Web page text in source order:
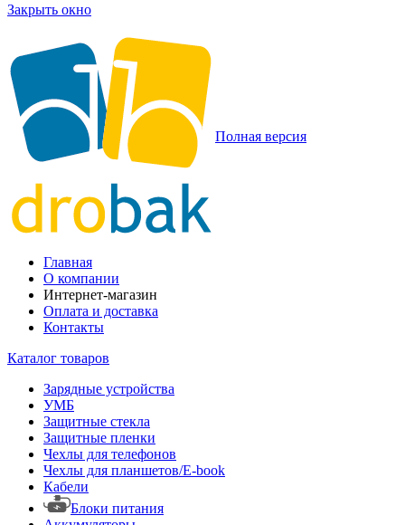
Закрыть окно
Полная версия
Главная
О компании
Интернет-магазин
Оплата и доставка
Контакты
Каталог товаров
Зарядные устройства
УМБ
Защитные стекла
Защитные пленки
Чехлы для телефонов
Чехлы для планшетов/E-book
Кабели
Блоки питания